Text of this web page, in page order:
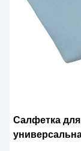
Салфетка